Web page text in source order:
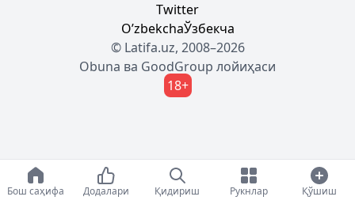
Twitter
OʼzbekchaЎзбекча
© Latifa.uz, 2008–2026
Obuna ва GoodGroup лойиҳаси
18+
Бош саҳифа Додалари Қидириш Рукнлар Қўшиш